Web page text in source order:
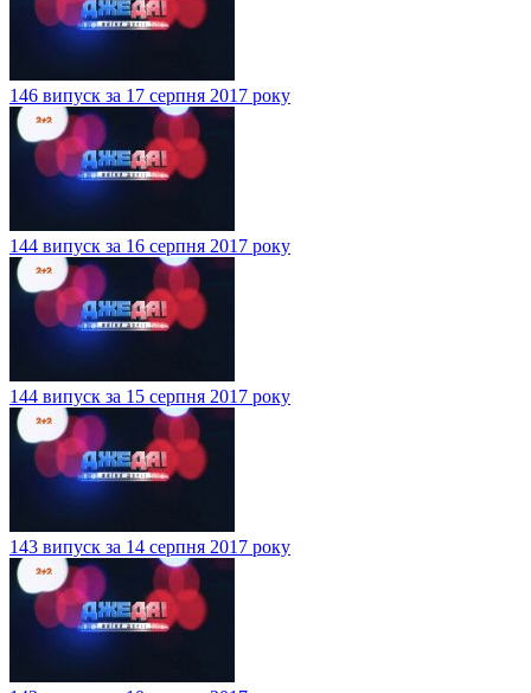
146 випуск за 17 серпня 2017 року
144 випуск за 16 серпня 2017 року
144 випуск за 15 серпня 2017 року
143 випуск за 14 серпня 2017 року